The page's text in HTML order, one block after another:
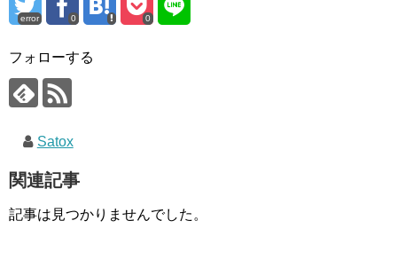
error 0 0
フォローする
Satox
関連記事
記事は見つかりませんでした。